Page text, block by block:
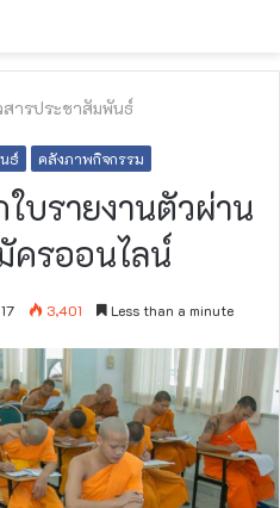
สารประชาสัมพันธ์
ธ์ คลังภาพกิจกรรม
บรายงานตัวผ่าน
ครออนไลน์
3,401 Less than a minute